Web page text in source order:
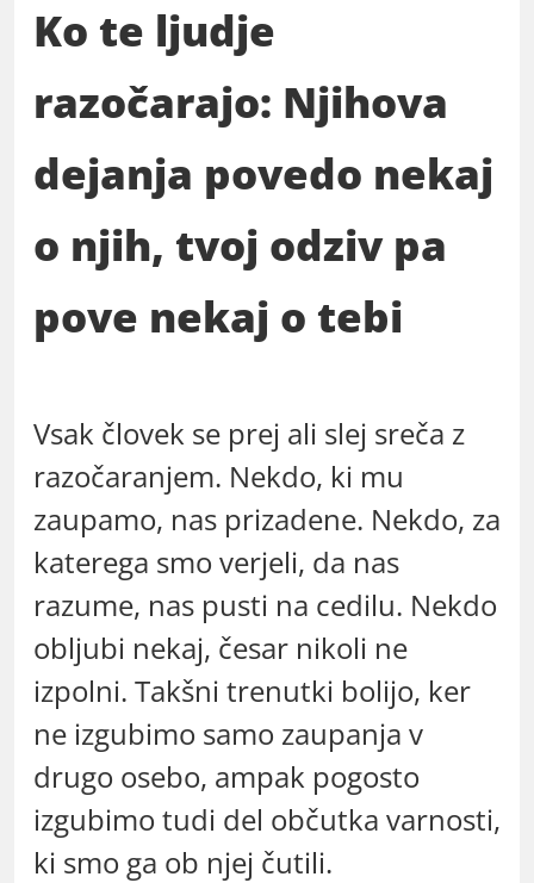
Ko te ljudje
razočarajo: Njihova
dejanja povedo nekaj
o njih, tvoj odziv pa
pove nekaj o tebi
Vsak človek se prej ali slej sreča z
razočaranjem. Nekdo, ki mu
zaupamo, nas prizadene. Nekdo, za
katerega smo verjeli, da nas
razume, nas pusti na cedilu. Nekdo
obljubi nekaj, česar nikoli ne
izpolni. Takšni trenutki bolijo, ker
ne izgubimo samo zaupanja v
drugo osebo, ampak pogosto
izgubimo tudi del občutka varnosti,
ki smo ga ob njej čutili.